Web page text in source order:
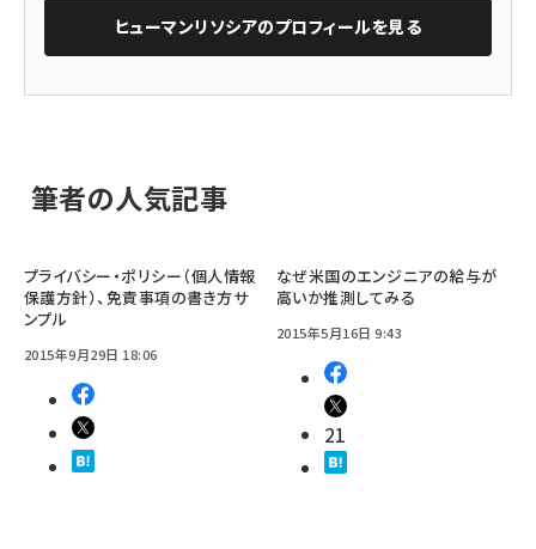
ヒューマンリソシアのプロフィールを見る
筆者の人気記事
プライバシー・ポリシー（個人情報
保護方針）、免責事項の書き方サ
ンプル
2015年9月29日 18:06
なぜ米国のエンジニアの給与が
高いか推測してみる
2015年5月16日 9:43
21